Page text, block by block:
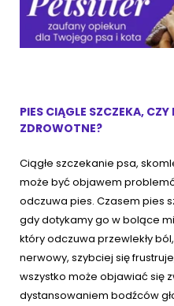
PIES CIĄGLE SZCZEKA,
ZDROWOTNE?
Ciągłe szczekanie psa,
może być objawem
odczuwa pies. Czasem pies
gdy dotykamy go w bolące
który odczuwa przewlekły
nerwowy, szybciej się
wszystko może objawiać się
dystansowaniem bodźców